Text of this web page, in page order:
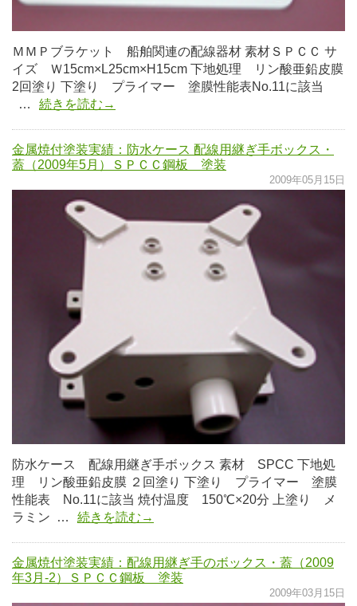
ＭＭＰブラケット 船舶関連の配線器材 素材ＳＰＣＣ サ
イズ Ｗ15cm×L25cm×H15cm 下地処理 リン酸亜鉛皮膜
2回塗り 下塗り プライマー 塗膜性能表No.11に該当
…
続きを読む→
金属焼付塗装実績：防水ケース 配線用継ぎ手ボックス・
蓋（2009年5月）ＳＰＣＣ鋼板 塗装
2009年05月15日
防水ケース 配線用継ぎ手ボックス 素材 SPCC 下地処
理 リン酸亜鉛皮膜 ２回塗り 下塗り プライマー 塗膜
性能表 No.11に該当 焼付温度 150℃×20分 上塗り メ
ラミン …
続きを読む→
金属焼付塗装実績：配線用継ぎ手のボックス・蓋（2009
年3月-2）ＳＰＣＣ鋼板 塗装
2009年03月15日